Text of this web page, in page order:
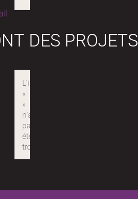
DES PROJETS